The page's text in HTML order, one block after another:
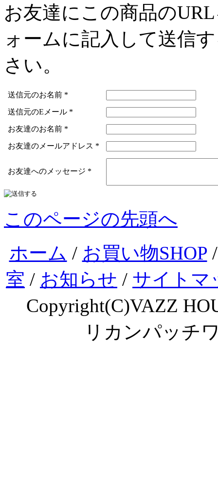
お友達にこの商品の
ォームに記入して送信
さい。
送信元のお名前 *
送信元のEメール *
お友達のお名前 *
お友達のメールアドレス *
お友達へのメッセージ *
このページの先頭へ
ホーム / お買い物SHOP
室 / お知らせ / サイトマ
Copyright(C)VAZZ
リカンパッチ